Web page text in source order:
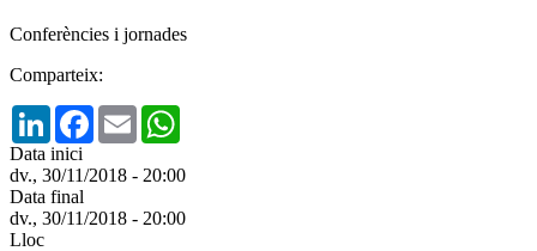
Conferències i jornades
Comparteix:
LinkedInFacebook
Email
Data inici
dv., 30/11/2018 - 20:00
Data final
dv., 30/11/2018 - 20:00
Lloc